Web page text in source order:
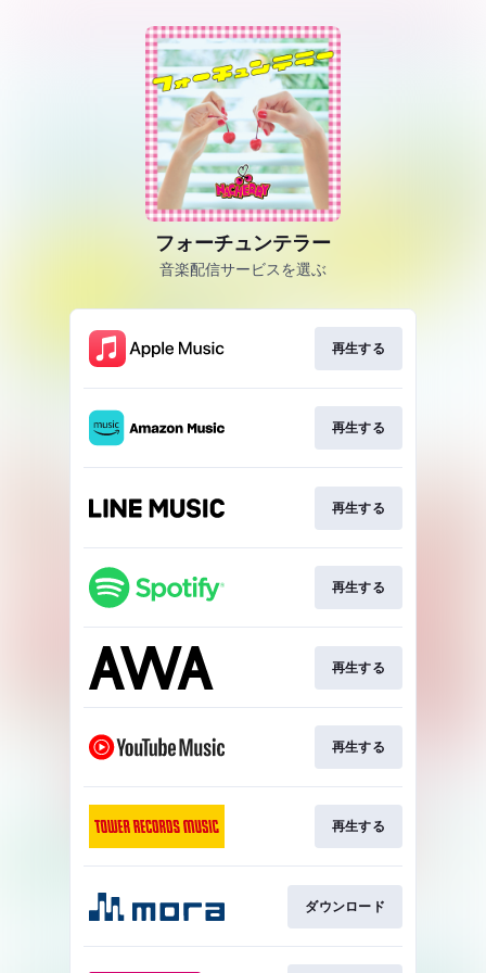
フォーチュンテラー
音楽配信サービスを選ぶ
再生する
再生する
再生する
再生する
再生する
再生する
再生する
ダウンロード